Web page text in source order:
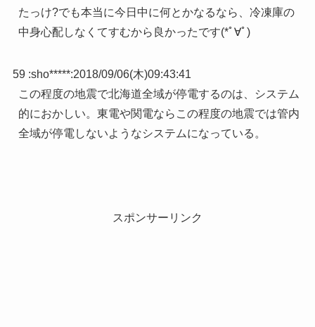
たっけ?でも本当に今日中に何とかなるなら、冷凍庫の
中身心配しなくてすむから良かったです(*ﾟ∀ﾟ)
59 :sho*****:2018/09/06(木)09:43:41
この程度の地震で北海道全域が停電するのは、システム
的におかしい。東電や関電ならこの程度の地震では管内
全域が停電しないようなシステムになっている。
スポンサーリンク